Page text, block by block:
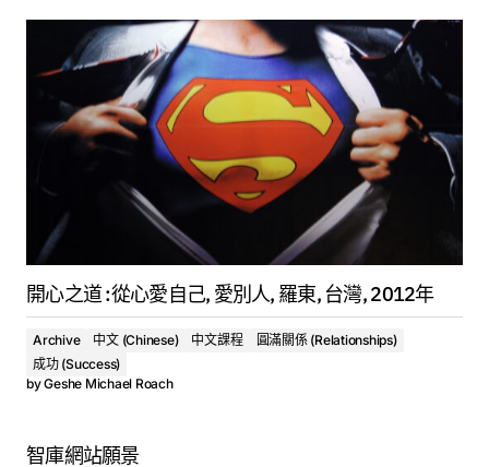
開心之道 :從心愛自己, 愛別人, 羅東, 台灣, 2012年
Archive 中文 (Chinese) 中文課程
圓滿關係 (Relationships)
成功 (Success)
byGeshe Michael Roach
智庫網站願景